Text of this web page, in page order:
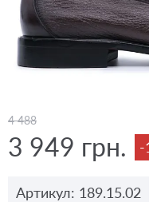
4 488
3 949 грн. -
Артикул: 189.15.02